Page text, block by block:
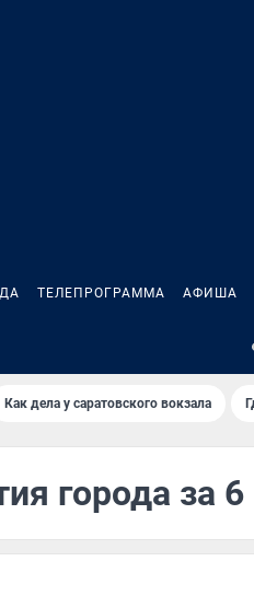
ТЕЛЕПРОГРАММА АФИША
Как дела у саратовского вокзала
города за